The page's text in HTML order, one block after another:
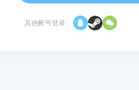
其他帐号登录  